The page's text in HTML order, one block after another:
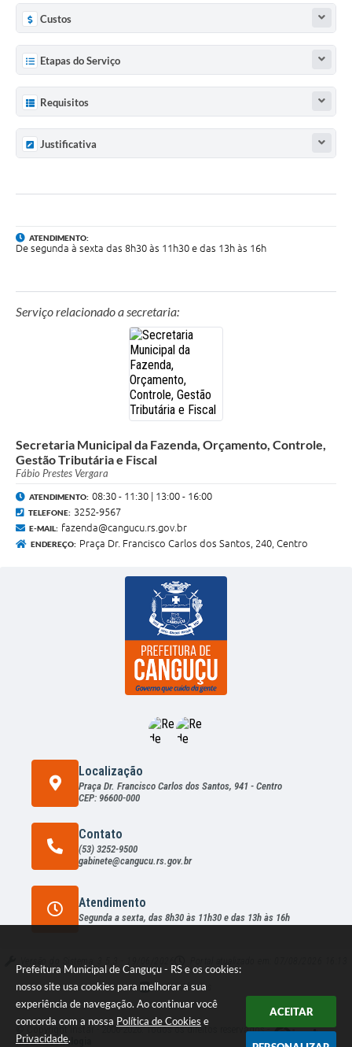
Prefeitura Municipal de Canguçu - RS e os cookies:
nosso site usa cookies para melhorar a sua
experiência de navegação. Ao continuar você
concorda com a nossa Política de Cookies e
Privacidade.
ACEITAR
Custos
Etapas do Serviço
Requisitos
Justificativa
ATENDIMENTO:
De segunda à sexta das 8h30 às 11h30 e das 13h às 16h
Serviço relacionado a secretaria:
Secretaria Municipal da Fazenda, Orçamento, Controle,
Gestão Tributária e Fiscal
Fábio Prestes Vergara
ATENDIMENTO: 08:30 - 11:30 | 13:00 - 16:00
TELEFONE: 3252-9567
E-MAIL: fazenda@cangucu.rs.gov.br
ENDEREÇO: Praça Dr. Francisco Carlos dos Santos, 240, Centro
Localização
Praça Dr. Francisco Carlos dos Santos, 941 - Centro
CEP: 96600-000
Contato
(53) 3252-9500
gabinete@cangucu.rs.gov.br
Atendimento
Segunda a sexta, das 8h30 às 11h30 e das 13h às 16h
Dados Abertos
© Copyright Instar - 2006-2026. Todos os direitos reservados -
Instar Tecnologia